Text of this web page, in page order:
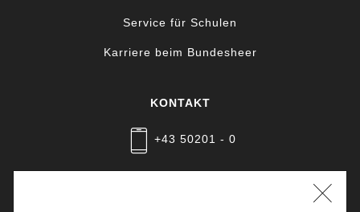
Service für Schulen
Karriere beim Bundesheer
KONTAKT
+43 50201 - 0